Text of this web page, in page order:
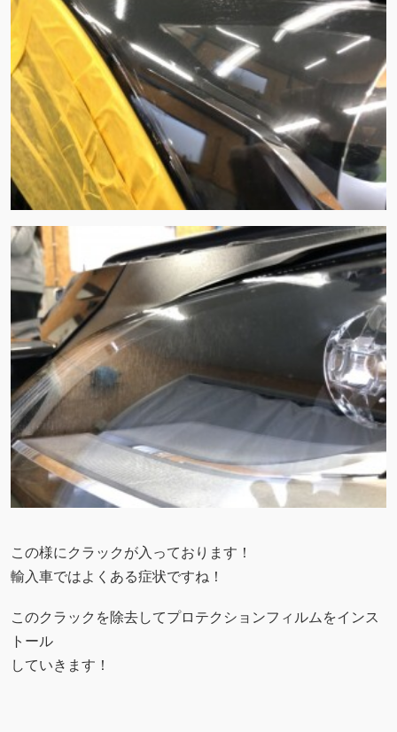
この様にクラックが入っております！
輸入車ではよくある症状ですね！
このクラックを除去してプロテクションフィルムをインス
トール
していきます！